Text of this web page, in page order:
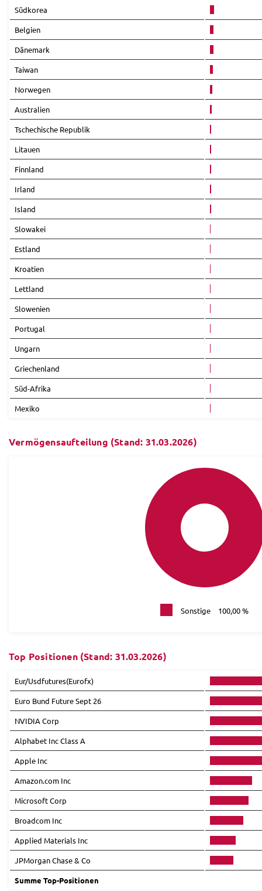
Südkorea
Belgien
Dänemark
Taiwan
Norwegen
Australien
Tschechische Republik
Litauen
Finnland
Irland
Island
Slowakei
Estland
Kroatien
Lettland
Slowenien
Portugal
Ungarn
Griechenland
Süd-Afrika
Mexiko
Vermögensaufteilung (Stand: 31.03.2026)
Sonstige 100,00 %
Top Positionen (Stand: 31.03.2026)
Eur/Usdfutures(Eurofx)
Euro Bund Future Sept 26
NVIDIA Corp
Alphabet Inc Class A
Apple Inc
Amazon.com Inc
Microsoft Corp
Broadcom Inc
Applied Materials Inc
JPMorgan Chase & Co
Summe Top-Positionen